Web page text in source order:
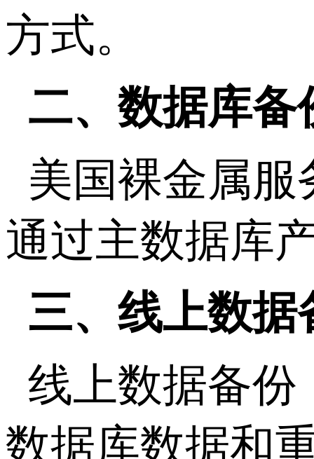
方式。
二、数据库备
美国裸金属
通过主数据库
三、线上数据
线上数据备份
数据库数据和